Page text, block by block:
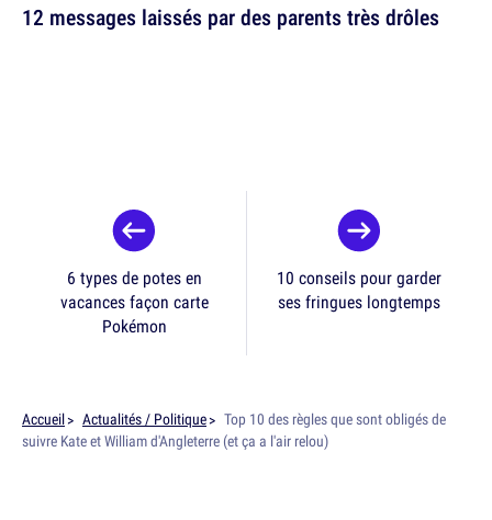
12 messages laissés par des parents très drôles
6 types de potes en
vacances façon carte
Pokémon
10 conseils pour garder
ses fringues longtemps
Accueil Actualités / Politique
Top 10 des règles que sont obligés de
suivre Kate et William d'Angleterre (et ça a l'air relou)